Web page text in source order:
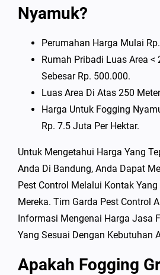
Nyamuk?
Perumahan Harga Mulai
Rumah Pribadi Luas Area <
Sebesar Rp. 500.000.
Luas Area Di Atas 250
Harga Untuk Fogging
Rp. 7.5 Juta Per Hektar.
Untuk Mengetahui Harga Yang
Anda Di Bandung, Anda Dapat
Pest Control Melalui Kontak
Mereka. Tim Garda Pest Control
Informasi Mengenai Harga Jasa
Yang Sesuai Dengan Kebutuhan
Apakah Fogging